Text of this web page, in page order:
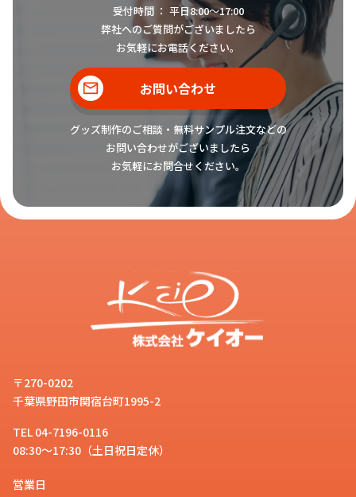
受付時間 ： 平日8:00〜17:00
弊社へのご質問がございましたら
お気軽にお電話ください。
お問い合わせ
グッズ制作のご相談・無料サンプル注文などの
お問い合わせがございましたら
お気軽にお問合せください。
〒270-0202
千葉県野田市関宿台町1995-2
TEL 04-7196-0116
08:30～17:30（土日祝日定休）
営業日